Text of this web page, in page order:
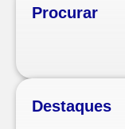
Procurar
Destaques